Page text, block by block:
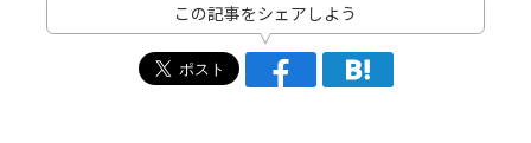
この記事をシェアしよう